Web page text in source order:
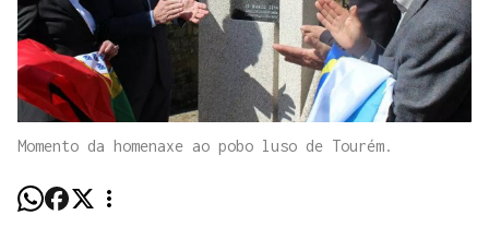
Momento da homenaxe ao pobo luso de Tourém.